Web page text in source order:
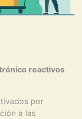
reactivos
por
a las